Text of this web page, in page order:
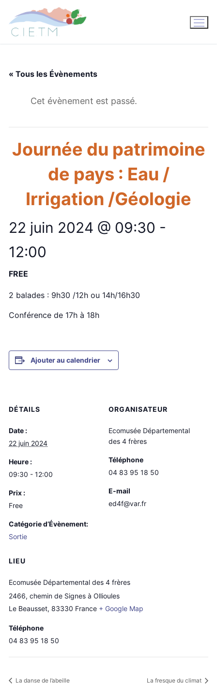
contenu
« Tous les Évènements
Cet évènement est passé.
Journée du patrimoine
de pays : Eau /
Irrigation /Géologie
22 juin 2024 @ 09:30 -
12:00
FREE
2 balades : 9h30 /12h ou 14h/16h30
Conférence de 17h à 18h
Ajouter au calendrier
DÉTAILS
Date :
22 juin 2024
Heure :
09:30 - 12:00
Prix :
Free
Catégorie d’Évènement:
Sortie
LIEU
Ecomusée Départemental des 4 frères
2466, chemin de Signes à Ollioules
Le Beausset, 83330 France + Google Map
Téléphone
04 83 95 18 50
ORGANISATEUR
Ecomusée Départemental
des 4 frères
Téléphone
04 83 95 18 50
E-mail
ed4f@var.fr
La danse de l’abeille La fresque du climat